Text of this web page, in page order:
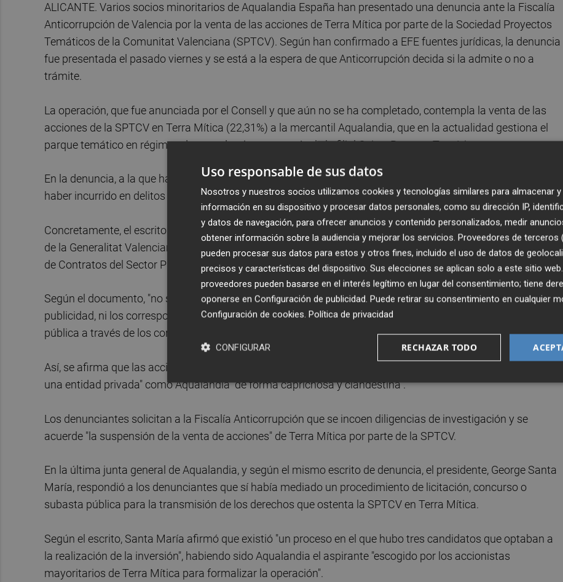
ALICANTE. Varios socios minoritarios de Aqualandia España han presentado una denuncia ante la Fiscalía
Anticorrupción de Valencia por la venta de las acciones de Terra Mítica por parte de la Sociedad Proyectos
Temáticos de la Comunitat Valenciana (SPTCV). Según han confirmado a EFE fuentes jurídicas, la denuncia
fue presentada el pasado viernes y se está a la espera de que Anticorrupción decida si la admite o no a
trámite.
La operación, que fue anunciada por el Consell y que aún no se ha completado, contempla la venta de las
acciones de la SPTCV en Terra Mítica (22,31%) a la mercantil Aqualandia, que en la actualidad gestiona el
parque temático en régimen de arrendamiento a través de la filial Ocio y Parques Temáticos.
En la denuncia, a la que ha tenido acceso EFE, se sostiene que varios responsables de la SPTCV podrían
haber incurrido en delitos de "prevaricación" y "malversación de caudales públicos".
Concretamente, el escrito recoge que se habría vulnerado el artículo 59.1 de la Ley 14/2003 de Patrimonio
de la Generalitat Valenciana y el artículo 20 del Real Decreto 3/2011 que aprueba el texto refundido de la Ley
de Contratos del Sector Público, que hace referencia a los contratos privados.
Según el documento, "no se han respetado" por parte de la SPTCV "los requisitos de libre concurrencia ni
publicidad, ni los correspondientes procedimientos de licitación para enajenar las acciones de una entidad
pública a través de los correspondientes concursos o subastas públicas".
Así, se afirma que las acciones de la SPTCV "no pueden enajenarse arbitrariamente y de forma amigable a
una entidad privada" como Aqualandia "de forma caprichosa y clandestina".
Los denunciantes solicitan a la Fiscalía Anticorrupción que se incoen diligencias de investigación y se
acuerde "la suspensión de la venta de acciones" de Terra Mítica por parte de la SPTCV.
En la última junta general de Aqualandia, y según el mismo escrito de denuncia, el presidente, George Santa
María, respondió a los denunciantes que sí había mediado un procedimiento de licitación, concurso o
subasta pública para la transmisión de los derechos que ostenta la SPTCV en Terra Mítica.
Según el escrito, Santa María afirmó que existió "un proceso en el que hubo tres candidatos que optaban a
la realización de la inversión", habiendo sido Aqualandia el aspirante "escogido por los accionistas
mayoritarios de Terra Mítica para formalizar la operación".
Uso responsable de sus datos
Nosotros y nuestros socios utilizamos cookies y tecnologías similares para almacenar y
información en su dispositivo y procesar datos personales, como su dirección IP,
y datos de navegación, para ofrecer anuncios y contenido personalizados, medir
obtener información sobre la audiencia y mejorar los servicios. Proveedores de terceros
pueden procesar sus datos para estos y otros fines, incluido el uso de datos de
precisos y características del dispositivo. Sus elecciones se aplican solo a este sitio
proveedores pueden basarse en el interés legítimo en lugar del consentimiento; tiene
oponerse en Configuración de publicidad. Puede retirar su consentimiento en cualquier
Configuración de cookies. Política de privacidad
RECHAZAR TODO
CONFIGURAR